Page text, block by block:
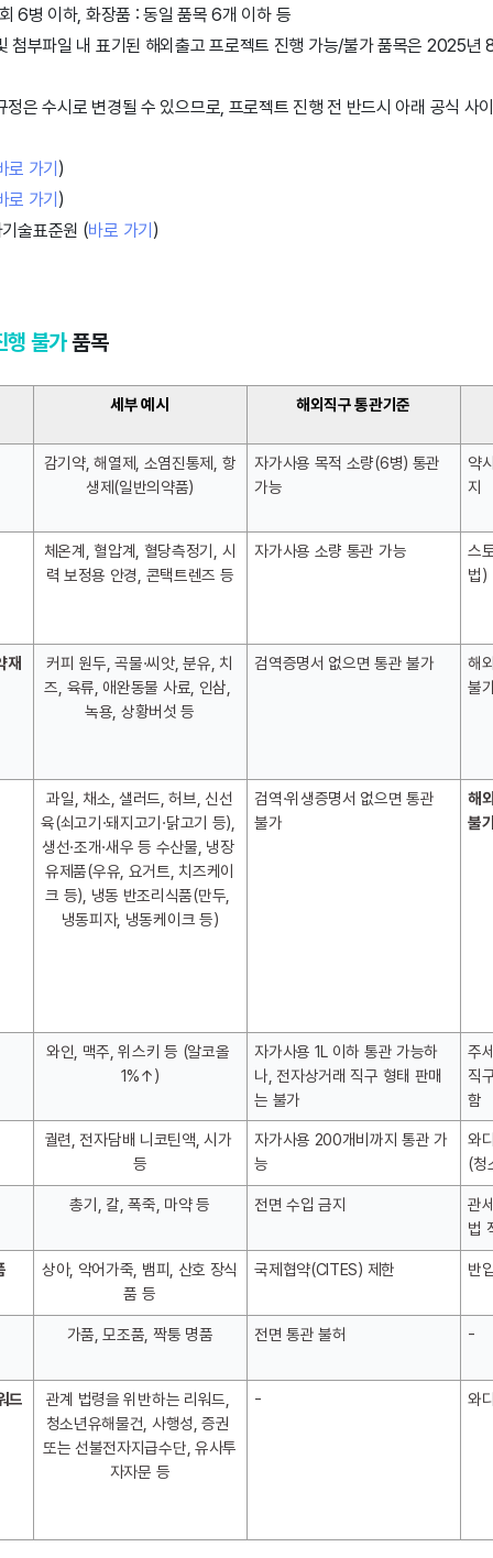
6병 이하, 화장품 : 동일 품목 6개 이하 등
첨부파일 내 표기된 해외출고 프로젝트 진행 가능/불가 품목은 2025년
정은 수시로 변경될 수 있으므로, 프로젝트 진행 전 반드시 아래 공식 사
로 가기 )
로 가기 )
술표준원 (바로 가기 )
행 불가품목
세부 예시 해외직구 통관기준
감기약, 해열제, 소염진통제, 항
생제(일반의약품)
자가사용 목적 소량(6병) 통관
가능
약
지
체온계, 혈압계, 혈당측정기, 시
력 보정용 안경, 콘택트렌즈 등
자가사용 소량 통관 가능
스
법)
재
커피 원두, 곡물·씨앗, 분유, 치
즈, 육류, 애완동물 사료, 인삼,
녹용, 상황버섯 등
검역증명서 없으면 통관 불가
해
불
과일, 채소, 샐러드, 허브, 신선
육(쇠고기·돼지고기·닭고기 등),
생선·조개·새우 등 수산물, 냉장
유제품(우유, 요거트, 치즈케이
크 등), 냉동 반조리식품(만두,
냉동피자, 냉동케이크 등)
검역·위생증명서 없으면 통관
불가
해
불
와인, 맥주, 위스키 등 (알코올
1%↑)
자가사용 1L 이하 통관 가능하
나, 전자상거래 직구 형태 판매
는 불가
주
직
함
궐련, 전자담배 니코틴액, 시가
등
자가사용 200개비까지 통관 가
능
와
(청
총기, 칼, 폭죽, 마약 등 전면 수입 금지
관
법
상아, 악어가죽, 뱀피, 산호 장식
품 등
국제협약(CITES) 제한 반
가품, 모조품, 짝퉁 명품 전면 통관 불허 -
드
관계 법령을 위반하는 리워드,
청소년유해물건, 사행성, 증권
또는 선불전자지급수단, 유사투
자자문 등
- 와